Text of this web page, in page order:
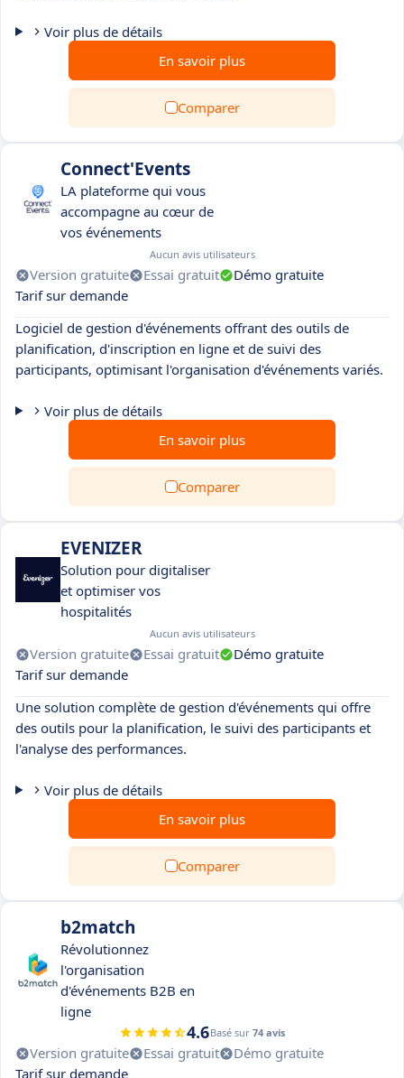
Voir plus de détails
En savoir plus
Comparer
Connect'Events
LA plateforme qui vous
accompagne au cœur de
vos événements
Aucun avis utilisateurs
Version gratuite Essai gratuit
Démo gratuite
Tarif sur demande
Logiciel de gestion d'événements offrant des outils de
planification, d'inscription en ligne et de suivi des
participants, optimisant l'organisation d'événements variés.
Voir plus de détails
En savoir plus
Comparer
EVENIZER
Solution pour digitaliser
et optimiser vos
hospitalités
Aucun avis utilisateurs
Version gratuite Essai gratuit
Démo gratuite
Tarif sur demande
Une solution complète de gestion d'événements qui offre
des outils pour la planification, le suivi des participants et
l'analyse des performances.
Voir plus de détails
En savoir plus
Comparer
b2match
Révolutionnez
l'organisation
d'événements B2B en
ligne
4.6Basé sur 74 avis
Version gratuite Essai gratuit
Démo gratuite
Tarif sur demande